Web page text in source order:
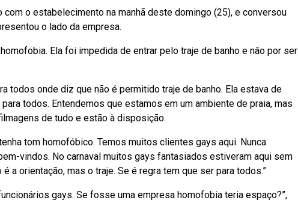
com o estabelecimento na manhã deste domingo (25), e conversou
o lado da empresa.
Ela foi impedida de entrar pelo traje de banho e não por ser
todos onde diz que não é permitido traje de banho. Ela estava de
todos. Entendemos que estamos em um ambiente de praia, mas
de tudo e estão à disposição.
tom homofóbico. Temos muitos clientes gays aqui. Nunca
vindos. No carnaval muitos gays fantasiados estiveram aqui sem
a orientação, mas o traje. Se é regra tem que ser para todos.”
gays. Se fosse uma empresa homofobia teria espaço?”,